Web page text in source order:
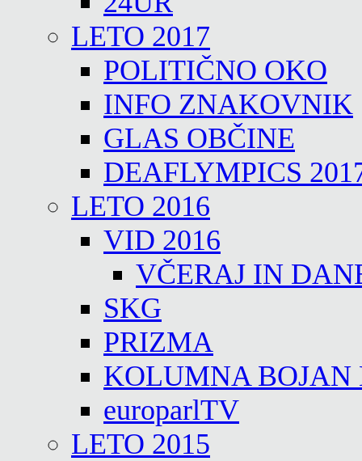
LETO 2017
POLITIČNO OKO
INFO ZNAKOVNIK
GLAS OBČINE
DEAFLYMPICS
LETO 2016
VID 2016
VČERAJ IN
SKG
PRIZMA
KOLUMNA BOJAN
europarlTV
LETO 2015